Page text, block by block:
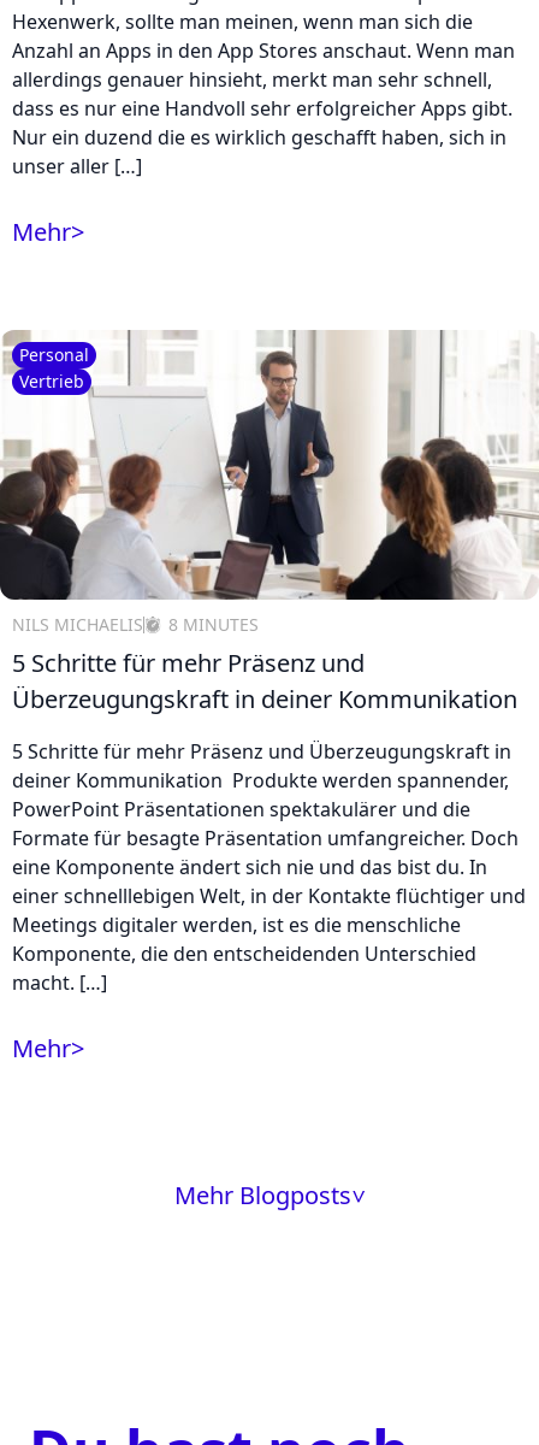
Hexenwerk, sollte man meinen, wenn man sich die
Anzahl an Apps in den App Stores anschaut. Wenn man
allerdings genauer hinsieht, merkt man sehr schnell,
dass es nur eine Handvoll sehr erfolgreicher Apps gibt.
Nur ein duzend die es wirklich geschafft haben, sich in
unser aller […]
Mehr>
Personal
Vertrieb
NILS MICHAELIS 8 MINUTES
5 Schritte für mehr Präsenz und
Überzeugungskraft in deiner Kommunikation
5 Schritte für mehr Präsenz und Überzeugungskraft in
deiner Kommunikation Produkte werden spannender,
PowerPoint Präsentationen spektakulärer und die
Formate für besagte Präsentation umfangreicher. Doch
eine Komponente ändert sich nie und das bist du. In
einer schnelllebigen Welt, in der Kontakte flüchtiger und
Meetings digitaler werden, ist es die menschliche
Komponente, die den entscheidenden Unterschied
macht. […]
Mehr>
Mehr Blogposts>